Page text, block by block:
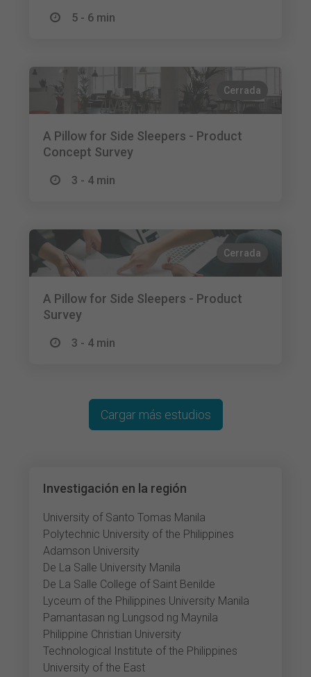
5 - 6 min
Cerrada
A Pillow for Side Sleepers - Product
Concept Survey
3 - 4 min
Cerrada
A Pillow for Side Sleepers - Product
Survey
3 - 4 min
Investigación en la región
University of Santo Tomas Manila
Polytechnic University of the Philippines
Adamson University
De La Salle University Manila
De La Salle College of Saint Benilde
Lyceum of the Philippines University Manila
Pamantasan ng Lungsod ng Maynila
Philippine Christian University
Technological Institute of the Philippines
University of the East
Cargar más estudios